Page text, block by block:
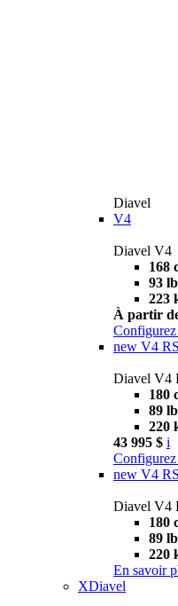
Diavel
V4
Diavel V4
168
93
223
À partir
Configurez
new V4 RS
Diavel V4
180
89
220
43 995 $ i
Configurez
new V4
Diavel V4
180
89
220
En savoir
XDiavel